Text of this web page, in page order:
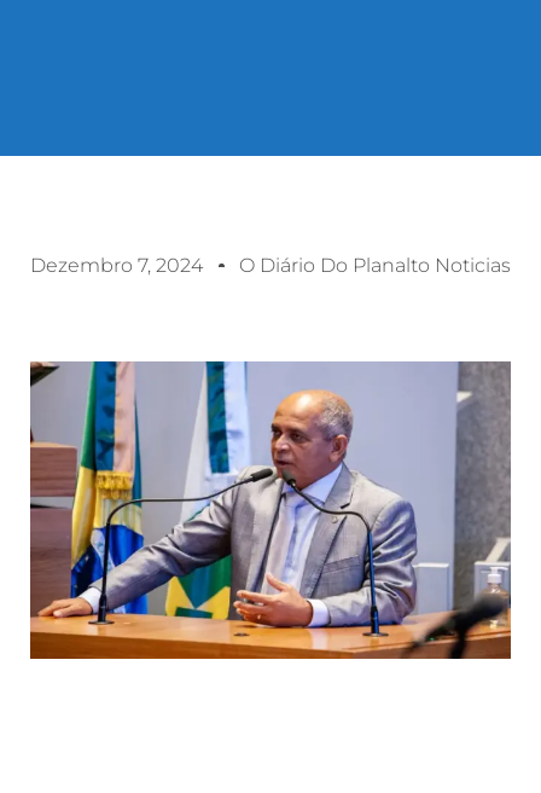
Dezembro 7, 2024 O Diário Do Planalto Noticias